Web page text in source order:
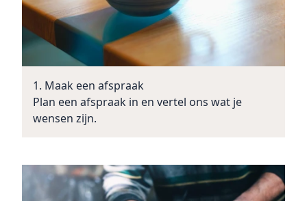
1. Maak een afspraak
Plan een afspraak in en vertel ons wat je
wensen zijn.